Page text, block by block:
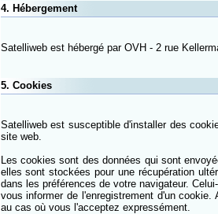
4. Hébergement
Satelliweb est hébergé par OVH - 2 rue
5. Cookies
Satelliweb est susceptible d'installer des
site web.
Les cookies sont des données qui sont
elles sont stockées pour une récupération
dans les préférences de votre navigateur.
vous informer de l'enregistrement d'un
au cas où vous l'acceptez expressément.